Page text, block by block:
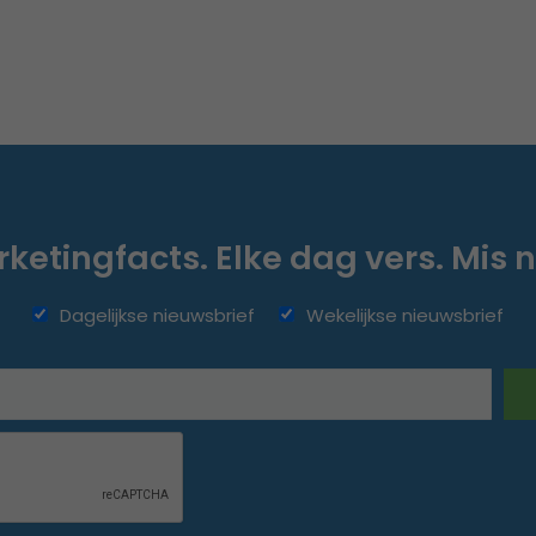
Elke dag vers. Mis
Dagelijkse nieuwsbrief Wekelijkse nieuwsbrief